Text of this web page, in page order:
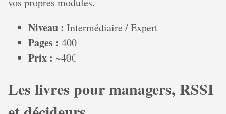
Niveau : Intermédiaire / Expert
Pages : 400
Prix : ~40€
Les livres pour managers, RSSI